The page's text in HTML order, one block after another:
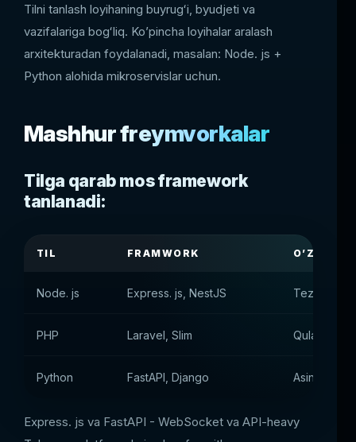
Tilni tanlash loyihaning buyrugʻi, byudjeti va
vazifalariga bogʻliq. Ko’pincha loyihalar aralash
arxitekturadan foydalanadi, masalan: Node. js +
Python alohida mikroservislar uchun.
Mashhur freymvorkalar
Tilga qarab mos framework
tanlanadi:
TIL FRAMWORK O’ZIGA
Node. js Express. js, NestJS Tezlik,
PHP Laravel, Slim Qulay
Python FastAPI, Django
Express. js va FastAPI - WebSocket va API-heavy